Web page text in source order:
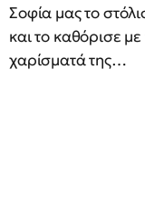
Σοφία μας το
και το καθόρισε
χαρίσματά της…